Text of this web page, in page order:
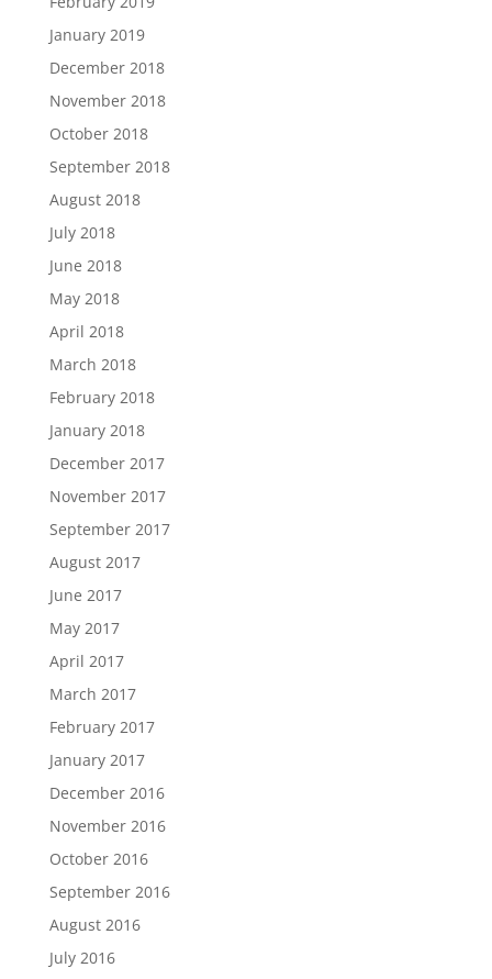
January 2019
December 2018
November 2018
October 2018
September 2018
August 2018
July 2018
June 2018
May 2018
April 2018
March 2018
February 2018
January 2018
December 2017
November 2017
September 2017
August 2017
June 2017
May 2017
April 2017
March 2017
February 2017
January 2017
December 2016
November 2016
October 2016
September 2016
August 2016
July 2016